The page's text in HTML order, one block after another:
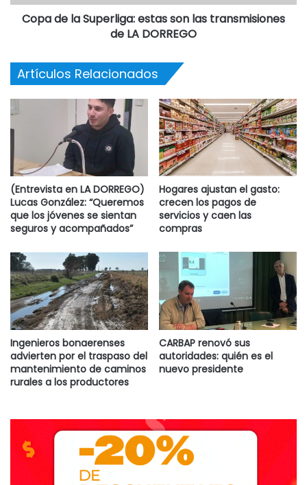
Copa de la Superliga: estas son las transmisiones
de LA DORREGO
Artículos Relacionados
(Entrevista en LA DORREGO)
Lucas González: “Queremos
que los jóvenes se sientan
seguros y acompañados”
Hogares ajustan el gasto:
crecen los pagos de
servicios y caen las
compras
Ingenieros bonaerenses
advierten por el traspaso del
mantenimiento de caminos
rurales a los productores
CARBAP renovó sus
autoridades: quién es el
nuevo presidente